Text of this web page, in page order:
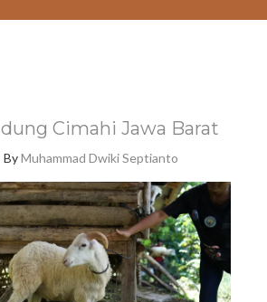
Cimahi Jawa Barat
ByMuhammad Dwiki Septianto